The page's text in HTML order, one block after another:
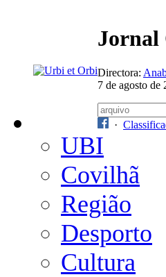
Jornal
Directora:
7 de agosto de
·
UBI
Covilhã
Região
Desporto
Cultura